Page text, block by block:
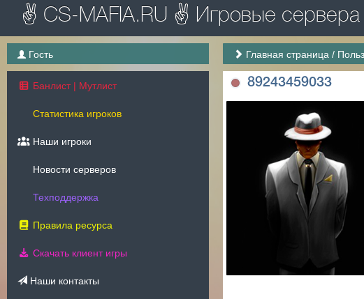
✌ CS-MAFIA.RU ✌ Игровые сервера
Гость
Банлист | Мутлист
Статистика игроков
Наши игроки
Новости серверов
Техподдержка
Правила ресурса
Скачать клиент игры
Наши контакты
Главная страница /
89243459033